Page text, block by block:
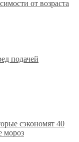
от возраста
подачей
сэкономят 40
мороз